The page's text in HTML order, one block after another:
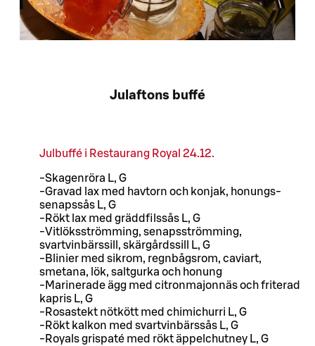
Julaftons buffé
Julbuffé i Restaurang Royal 24.12.
-Skagenröra L, G
-Gravad lax med havtorn och konjak, honungs-
senapssås L, G
-Rökt lax med gräddfilssås L, G
-Vitlöksströmming, senapsströmming,
svartvinbärssill, skärgårdssill L, G
-Blinier med sikrom, regnbågsrom, caviart,
smetana, lök, saltgurka och honung
-Marinerade ägg med citronmajonnäs och friterad
kapris L, G
-Rosastekt nötkött med chimichurri L, G
-Rökt kalkon med svartvinbärssås L, G
-Royals grispaté med rökt äppelchutney L, G